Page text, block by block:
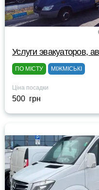
Услуги эвакуаторов,
ПО МІСТУ МІЖМІСЬКІ
Ціна посадки
500 грн